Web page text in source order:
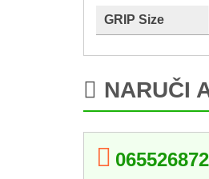
GRIP Size
NARUČI